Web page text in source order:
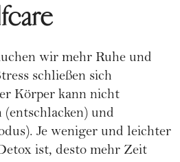
wir mehr Ruhe und
schließen sich
Körper kann nicht
und
Je weniger und leichter
ist, desto mehr Zeit